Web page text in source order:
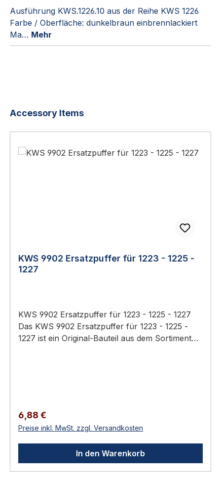
Ausführung KWS.1226.10 aus der Reihe KWS 1226
Farbe / Oberfläche: dunkelbraun einbrennlackiert
Ma… Mehr
Produktgalerie überspringen
Accessory Items
KWS 9902 Ersatzpuffer für 1223 - 1225 -
1227
KWS 9902 Ersatzpuffer für 1223 - 1225 - 1227
Das KWS 9902 Ersatzpuffer für 1223 - 1225 -
1227 ist ein Original-Bauteil aus dem Sortiment
Zur Erweiterung, Anpassung oder Reparatur
KWS 9902 Ersatzpuffer für 1223 - 1225 - 1227
Zubehörteile aus dem KWS-Programm:
Unterlagen zur Höhenanpassung,
Pufferkappen, Ersatzpuffer, Steindollen,
Rollenkloben und weitere Verbrauchs- und
Regulärer Preis:
6,88 €
Preise inkl. MwSt. zzgl. Versandkosten
In den Warenkorb